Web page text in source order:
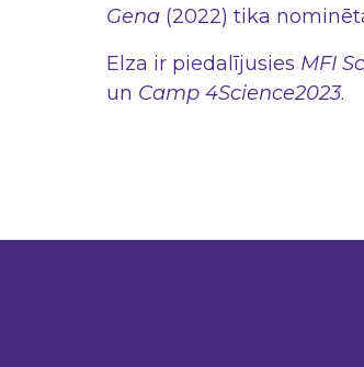
Gena (2022) tika
Elza ir piedalījusies MFI
un Camp 4Science2023.